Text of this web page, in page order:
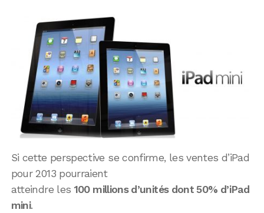
Si cette perspective se confirme, les ventes d’iPad
pour 2013 pourraient
atteindre les 100 millions d’unités dont 50% d’iPad
mini.